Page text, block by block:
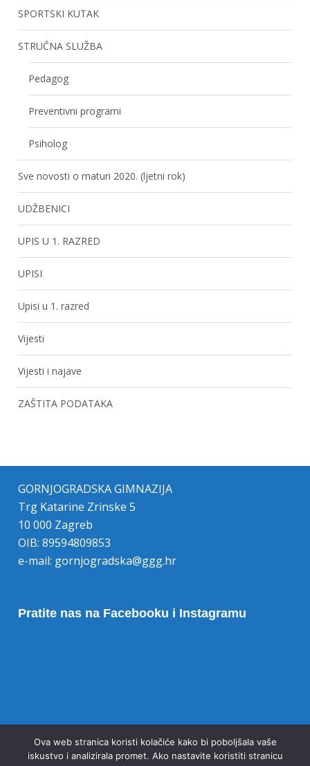
SPORTSKI KUTAK
STRUČNA SLUŽBA
Pedagog
Preventivni programi
Psiholog
Sve novosti o maturi 2020. (ljetni rok)
UDŽBENICI
UPIS U 1. RAZRED
UPISI
Upisi u 1. razred
Vijesti
Vijesti i najave
ZAŠTITA PODATAKA
GORNJOGRADSKA GIMNAZIJA
Trg Katarine Zrinske 5
10 000 Zagreb
OIB: 89594809853
e-mail: gornjogradska@ggg.hr
Pratite nas na Facebooku i Instagramu
Ova web stranica koristi kolačiće kako bi poboljšala vaše
iskustvo i analizirala promet. Ako nastavite koristiti stranicu